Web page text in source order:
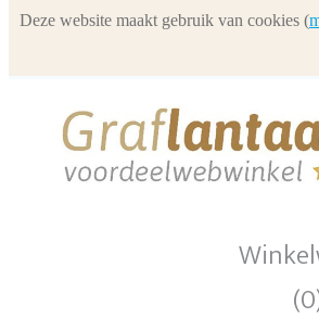
Deze website maakt gebruik van cookies (